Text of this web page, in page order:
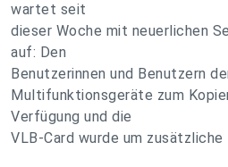
wartet seit
dieser Woche mit neuerlichen
auf: Den
Benutzerinnen und Benutzern
Multifunktionsgeräte zum
Verfügung und die
VLB-Card wurde um